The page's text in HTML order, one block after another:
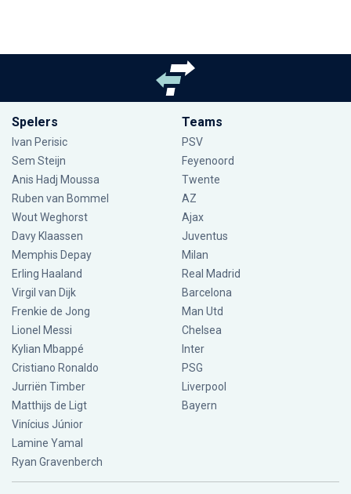
Spelers
Ivan Perisic
Sem Steijn
Anis Hadj Moussa
Ruben van Bommel
Wout Weghorst
Davy Klaassen
Memphis Depay
Erling Haaland
Virgil van Dijk
Frenkie de Jong
Lionel Messi
Kylian Mbappé
Cristiano Ronaldo
Jurriën Timber
Matthijs de Ligt
Vinícius Júnior
Lamine Yamal
Ryan Gravenberch
Teams
PSV
Feyenoord
Twente
AZ
Ajax
Juventus
Milan
Real Madrid
Barcelona
Man Utd
Chelsea
Inter
PSG
Liverpool
Bayern